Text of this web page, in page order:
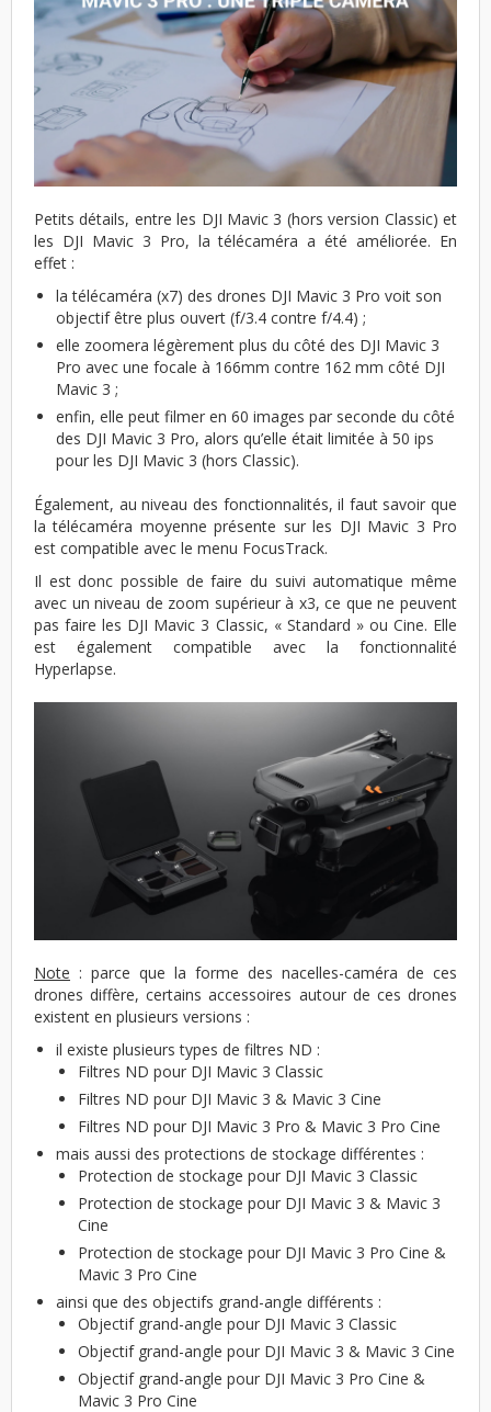
Petits détails, entre les DJI Mavic 3 (hors version Classic) et
les DJI Mavic 3 Pro, la télécaméra a été améliorée. En
effet :
la télécaméra (x7) des drones DJI Mavic 3 Pro voit son
objectif être plus ouvert (f/3.4 contre f/4.4) ;
elle zoomera légèrement plus du côté des DJI Mavic 3
Pro avec une focale à 166mm contre 162 mm côté DJI
Mavic 3 ;
enfin, elle peut filmer en 60 images par seconde du côté
des DJI Mavic 3 Pro, alors qu’elle était limitée à 50 ips
pour les DJI Mavic 3 (hors Classic).
Également, au niveau des fonctionnalités, il faut savoir que
la télécaméra moyenne présente sur les DJI Mavic 3 Pro
est compatible avec le menu FocusTrack.
Il est donc possible de faire du suivi automatique même
avec un niveau de zoom supérieur à x3, ce que ne peuvent
pas faire les DJI Mavic 3 Classic, « Standard » ou Cine. Elle
est également compatible avec la fonctionnalité
Hyperlapse.
Note : parce que la forme des nacelles-caméra de ces
drones diffère, certains accessoires autour de ces drones
existent en plusieurs versions :
il existe plusieurs types de filtres ND :
Filtres ND pour DJI Mavic 3 Classic
Filtres ND pour DJI Mavic 3 & Mavic 3 Cine
Filtres ND pour DJI Mavic 3 Pro & Mavic 3 Pro Cine
mais aussi des protections de stockage différentes :
Protection de stockage pour DJI Mavic 3 Classic
Protection de stockage pour DJI Mavic 3 & Mavic 3
Cine
Protection de stockage pour DJI Mavic 3 Pro Cine &
Mavic 3 Pro Cine
ainsi que des objectifs grand-angle différents :
Objectif grand-angle pour DJI Mavic 3 Classic
Objectif grand-angle pour DJI Mavic 3 & Mavic 3 Cine
Objectif grand-angle pour DJI Mavic 3 Pro Cine &
Mavic 3 Pro Cine